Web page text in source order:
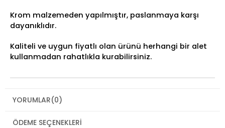
Krom malzemeden yapılmıştır, paslanmaya karşı
dayanıklıdır.
Kaliteli ve uygun fiyatlı olan ürünü herhangi bir alet
kullanmadan rahatlıkla kurabilirsiniz.
YORUMLAR(0)
ÖDEME SEÇENEKLERI